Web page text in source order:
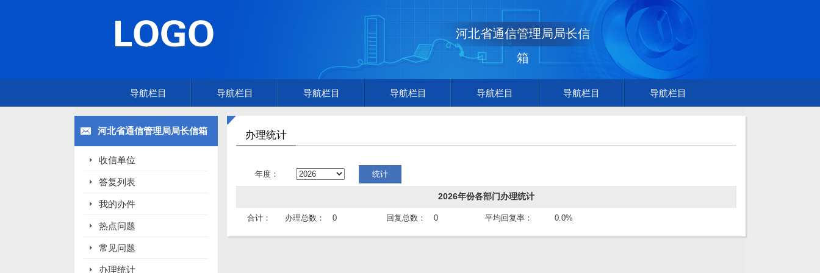
河北省通信管理局局长信
箱
导航栏目 导航栏目 导航栏目 导航栏目 导航栏目 导航栏目 导航栏目
河北省通信管理局局长信箱
收信单位
答复列表
我的办件
热点问题
常见问题
办理统计
办理统计
年度：
2026年份各部门办理统计
合计： 办理总数： 0 回复总数： 0 平均回复率： 0.0%